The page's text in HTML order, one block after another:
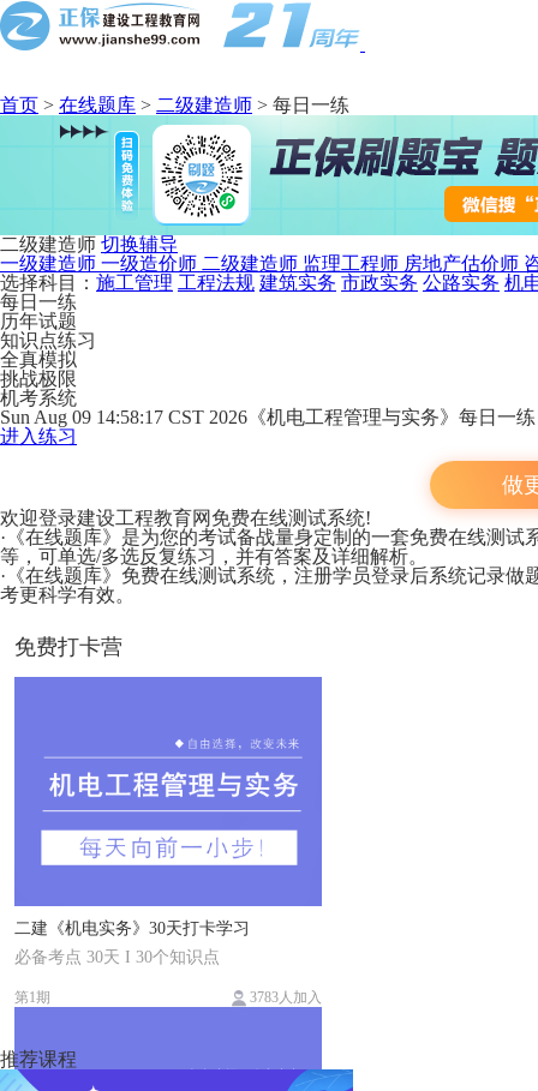
首页 > 在线题库 > 二级建造师 > 每日一练
二级建造师 切换辅导
一级建造师 一级造价师 二级建造师 监理工程师 房地产估价师
选择科目： 施工管理 工程法规 建筑实务 市政实务 公路实务 机
每日一练
历年试题
知识点练习
全真模拟
挑战极限
机考系统
Sun Aug 09 14:58:17 CST 2026《机电工程管理与实务》每日一
进入练习
做
欢迎登录建设工程教育网免费在线测试系统!
·《在线题库》是为您的考试备战量身定制的一套免费在线测
等，可单选/多选反复练习，并有答案及详细解析。
·《在线题库》免费在线测试系统，注册学员登录后系统记录
考更科学有效。
免费打卡营
二建《机电实务》30天打卡学习
必备考点 30天 I 30个知识点
第1期 3783人加入
推荐课程